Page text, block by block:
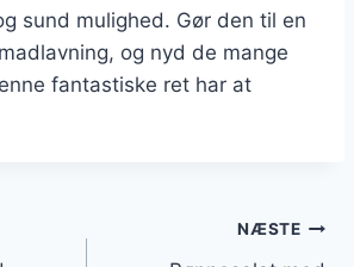
sund mulighed. Gør den til en
og nyd de mange
fantastiske ret har at
NÆSTE